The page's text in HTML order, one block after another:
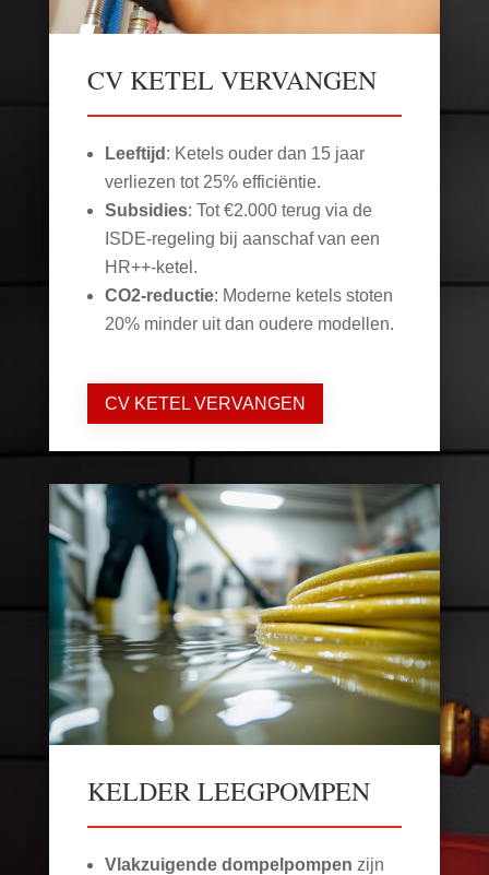
CV KETEL VERVANGEN
Leeftijd : Ketels ouder dan 15 jaar
verliezen tot 25% efficiëntie.
Subsidies: Tot €2.000 terug via de
ISDE-regeling bij aanschaf van een
HR++-ketel.
CO2-reductie: Moderne ketels stoten
20% minder uit dan oudere modellen.
CV KETEL VERVANGEN
KELDER LEEGPOMPEN
Vlakzuigende dompelpompen zijn